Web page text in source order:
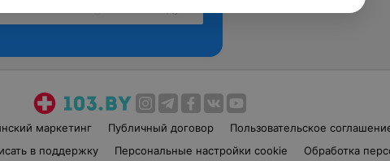
маркетинг Публичный договор Пользовательское
в поддержку Персональные настройки cookie Обработка